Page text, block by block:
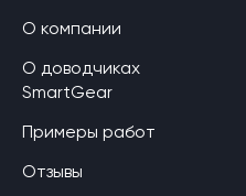
О компании
О доводчиках
SmartGear
Примеры работ
Отзывы